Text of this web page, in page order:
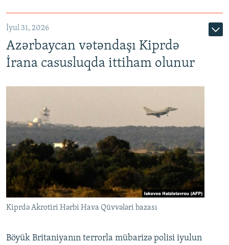
İyul 31, 2026
Azərbaycan vətəndaşı Kiprdə
İrana casusluqda ittiham olunur
Kiprdə Akrotiri Hərbi Hava Qüvvələri bazası
Böyük Britaniyanın terrorla mübarizə polisi iyulun